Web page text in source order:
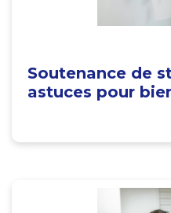
Soutenance de
astuces pour